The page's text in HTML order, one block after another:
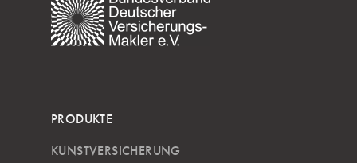
PRODUKTE
KUNSTVERSICHERUNG